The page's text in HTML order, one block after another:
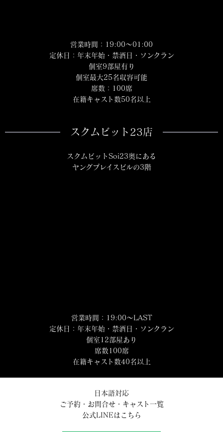
営業時間：19:00～01:00
定休日：年末年始・禁酒日・ソンクラン
個室9部屋有り
個室最大25名収容可能
席数：100席
在籍キャスト数50名以上
スクムビット23店
スクムビットSoi23奥にある
ヤングプレイスビルの3階
営業時間：19:00～LAST
定休日：年末年始・禁酒日・ソンクラン
個室12部屋あり
席数100席
在籍キャスト数40名以上
日本語対応
ご予約・お問合せ・キャスト一覧
公式LINEはこちら